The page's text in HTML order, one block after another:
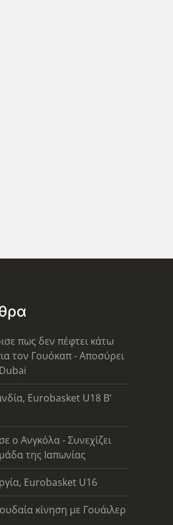
πως δεν πέφτει κάτω
τον Γουόκαπ - Αποσύρει
Eurobasket U18 Β'
ο Ανγκόλα - Συνεχίζει
της Ιαπωνίας
Eurobasket U16
κίνηση με Γουάιλερ